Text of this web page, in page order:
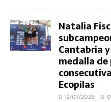
Natalia
Cantabria
medalla
Ecopilas
12/07/2026 0